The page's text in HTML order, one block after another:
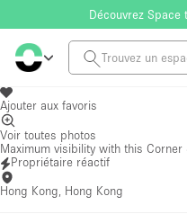
Découvrez
Ajouter aux favoris
Voir toutes photos
Maximum visibility with this Corner
Propriétaire réactif
Hong Kong, Hong Kong